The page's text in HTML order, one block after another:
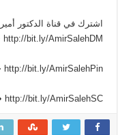
اشترك في قناة الدكتور
bit.ly/AmirSalehDM
http://bit.ly/AmirSalehPin
http://bit.ly/AmirSalehSC